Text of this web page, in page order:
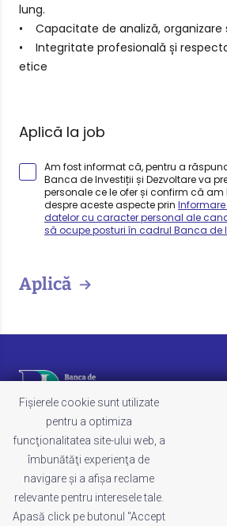
lung.
• Capacitate de analiză, organizare
• Integritate profesională și
etice
Aplică la job
Am fost informat că, pentru a
Banca de Investiții și Dezvoltare va
personale ce le ofer și confirm că
despre aceste aspecte prin
datelor cu caracter personal ale
să ocupe posturi în cadrul Banca de
Aplică
LEGAL
Termeni și condiții
Politica de cookies
Politica de confidențialitate
Fișierele cookie sunt utilizate
pentru a optimiza
funcţionalitatea site-ului web, a
îmbunătăţi experienţa de
navigare şi a afişa reclame
relevante pentru interesele tale.
Apasă click pe butonul "Accept